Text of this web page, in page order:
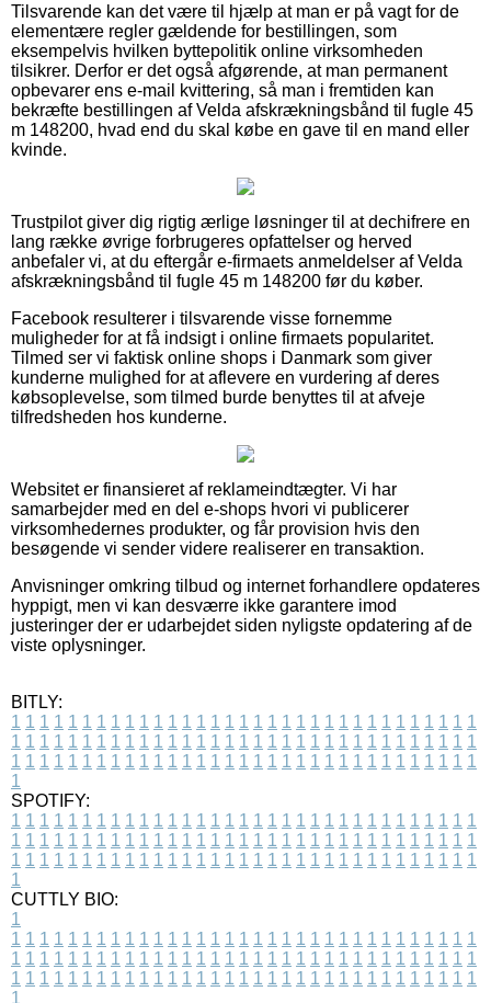
Tilsvarende kan det være til hjælp at man er på vagt for de
elementære regler gældende for bestillingen, som
eksempelvis hvilken byttepolitik online virksomheden
tilsikrer. Derfor er det også afgørende, at man permanent
opbevarer ens e-mail kvittering, så man i fremtiden kan
bekræfte bestillingen af Velda afskrækningsbånd til fugle 45
m 148200, hvad end du skal købe en gave til en mand eller
kvinde.
Trustpilot giver dig rigtig ærlige løsninger til at dechifrere en
lang række øvrige forbrugeres opfattelser og herved
anbefaler vi, at du eftergår e-firmaets anmeldelser af Velda
afskrækningsbånd til fugle 45 m 148200 før du køber.
Facebook resulterer i tilsvarende visse fornemme
muligheder for at få indsigt i online firmaets popularitet.
Tilmed ser vi faktisk online shops i Danmark som giver
kunderne mulighed for at aflevere en vurdering af deres
købsoplevelse, som tilmed burde benyttes til at afveje
tilfredsheden hos kunderne.
Websitet er finansieret af reklameindtægter. Vi har
samarbejder med en del e-shops hvori vi publicerer
virksomhedernes produkter, og får provision hvis den
besøgende vi sender videre realiserer en transaktion.
Anvisninger omkring tilbud og internet forhandlere opdateres
hyppigt, men vi kan desværre ikke garantere imod
justeringer der er udarbejdet siden nyligste opdatering af de
viste oplysninger.
BITLY:
1 1 1 1 1 1 1 1 1 1 1 1 1 1 1 1 1 1 1 1 1 1 1 1 1 1 1 1 1 1 1 1 1
1 1 1 1 1 1 1 1 1 1 1 1 1 1 1 1 1 1 1 1 1 1 1 1 1 1 1 1 1 1 1 1 1
1 1 1 1 1 1 1 1 1 1 1 1 1 1 1 1 1 1 1 1 1 1 1 1 1 1 1 1 1 1 1 1 1
1
SPOTIFY:
1 1 1 1 1 1 1 1 1 1 1 1 1 1 1 1 1 1 1 1 1 1 1 1 1 1 1 1 1 1 1 1 1
1 1 1 1 1 1 1 1 1 1 1 1 1 1 1 1 1 1 1 1 1 1 1 1 1 1 1 1 1 1 1 1 1
1 1 1 1 1 1 1 1 1 1 1 1 1 1 1 1 1 1 1 1 1 1 1 1 1 1 1 1 1 1 1 1 1
1
CUTTLY BIO:
1
1 1 1 1 1 1 1 1 1 1 1 1 1 1 1 1 1 1 1 1 1 1 1 1 1 1 1 1 1 1 1 1 1
1 1 1 1 1 1 1 1 1 1 1 1 1 1 1 1 1 1 1 1 1 1 1 1 1 1 1 1 1 1 1 1 1
1 1 1 1 1 1 1 1 1 1 1 1 1 1 1 1 1 1 1 1 1 1 1 1 1 1 1 1 1 1 1 1 1
1